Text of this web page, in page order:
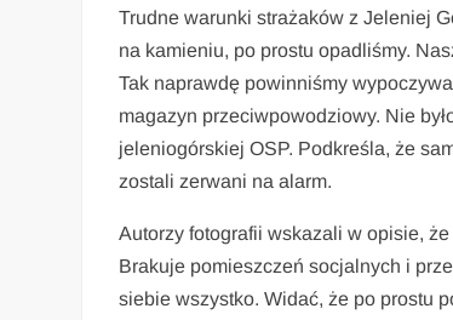
Trudne warunki strażaków z Jeleniej
na kamieniu, po prostu opadliśmy.
Tak naprawdę powinniśmy
magazyn przeciwpowodziowy. Nie
jeleniogórskiej OSP. Podkreśla, że
zostali zerwani na alarm.
Autorzy fotografii wskazali w opisie,
Brakuje pomieszczeń socjalnych i
siebie wszystko. Widać, że po prostu